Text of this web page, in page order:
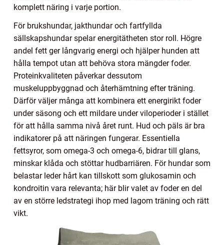
komplett näring i varje portion.
För brukshundar, jakthundar och fartfyllda
sällskapshundar spelar energitätheten stor roll. Högre
andel fett ger långvarig energi och hjälper hunden att
hålla tempot utan att behöva stora mängder foder.
Proteinkvaliteten påverkar dessutom
muskeluppbyggnad och återhämtning efter träning.
Därför väljer många att kombinera ett energirikt foder
under säsong och ett mildare under viloperioder i stället
för att hålla samma nivå året runt. Hud och päls är bra
indikatorer på att näringen fungerar. Essentiella
fettsyror, som omega-3 och omega-6, bidrar till glans,
minskar klåda och stöttar hudbarriären. För hundar som
belastar leder hårt kan tillskott som glukosamin och
kondroitin vara relevanta; här blir valet av foder en del
av en större ledstrategi ihop med lagom träning och rätt
vikt.